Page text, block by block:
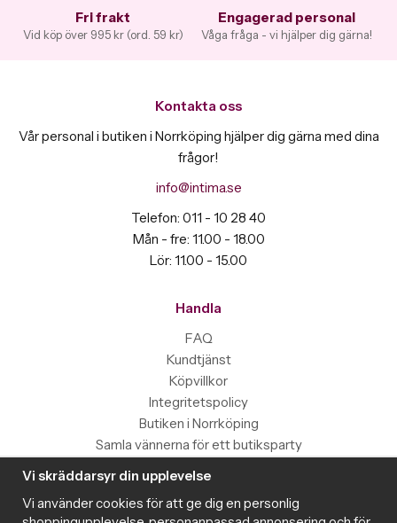
Fri frakt
Vid köp över 995 kr (ord. 59 kr)
Engagerad personal
Våga fråga - vi hjälper dig gärna!
Kontakta oss
Vår personal i butiken i Norrköping hjälper dig gärna med dina
frågor!
info@intima.se
Telefon: 011 - 10 28 40
Mån - fre: 11.00 - 18.00
Lör: 11.00 - 15.00
Handla
FAQ
Kundtjänst
Köpvillkor
Integritetspolicy
Butiken i Norrköping
Samla vännerna för ett butiksparty
Information
Magazine
Vi skräddarsyr din upplevelse
Vi använder cookies för att ge dig en personlig